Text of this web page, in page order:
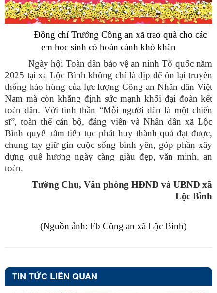
Đồng chí Trưởng Công an xã trao quà cho các
em học sinh có hoàn cảnh khó khăn
Ngày hội Toàn dân bảo vệ an ninh Tổ quốc năm
2025 tại xã Lộc Bình không chỉ là dịp để ôn lại truyền
thống hào hùng của lực lượng Công an Nhân dân Việt
Nam mà còn khẳng định sức mạnh khối đại đoàn kết
toàn dân. Với tinh thần “Mỗi người dân là một chiến
sĩ”, toàn thể cán bộ, đảng viên và Nhân dân xã Lộc
Bình quyết tâm tiếp tục phát huy thành quả đạt được,
chung tay giữ gìn cuộc sống bình yên, góp phần xây
dựng quê hương ngày càng giàu đẹp, văn minh, an
toàn.
Tường Chu, Văn phòng HĐND và UBND xã
Lộc Bình
(Nguồn ảnh: Fb Công an xã Lộc Bình)
TIN TỨC LIÊN QUAN